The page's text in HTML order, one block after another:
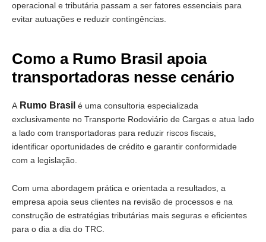
operacional e tributária passam a ser fatores essenciais para
evitar autuações e reduzir contingências.
Como a Rumo Brasil apoia
transportadoras nesse cenário
A Rumo Brasil é uma consultoria especializada
exclusivamente no Transporte Rodoviário de Cargas e atua lado
a lado com transportadoras para reduzir riscos fiscais,
identificar oportunidades de crédito e garantir conformidade
com a legislação.
Com uma abordagem prática e orientada a resultados, a
empresa apoia seus clientes na revisão de processos e na
construção de estratégias tributárias mais seguras e eficientes
para o dia a dia do TRC.